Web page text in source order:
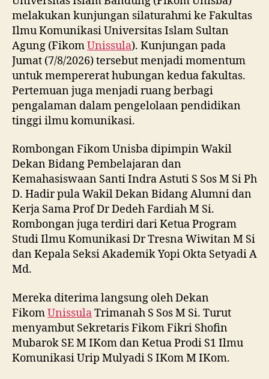
melakukan kunjungan silaturahmi ke Fakultas
Ilmu Komunikasi Universitas Islam Sultan
Agung (FikomUnissula). Kunjungan pada
Jumat (7/8/2026) tersebut menjadi momentum
untuk mempererat hubungan kedua fakultas.
Pertemuan juga menjadi ruang berbagi
pengalaman dalam pengelolaan pendidikan
tinggi ilmu komunikasi.
Rombongan Fikom Unisba dipimpin Wakil
Dekan Bidang Pembelajaran dan
Kemahasiswaan Santi Indra Astuti S Sos M Si Ph
D. Hadir pula Wakil Dekan Bidang Alumni dan
Kerja Sama Prof Dr Dedeh Fardiah M Si.
Rombongan juga terdiri dari Ketua Program
Studi Ilmu Komunikasi Dr Tresna Wiwitan M Si
dan Kepala Seksi Akademik Yopi Okta Setyadi A
Md.
Mereka diterima langsung oleh Dekan
FikomUnissulaTrimanah S Sos M Si. Turut
menyambut Sekretaris Fikom Fikri Shofin
Mubarok SE M IKom dan Ketua Prodi S1 Ilmu
Komunikasi Urip Mulyadi S IKom M IKom.